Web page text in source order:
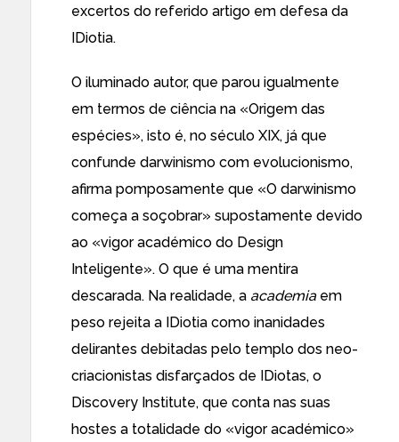
excertos do referido artigo em defesa da
IDiotia.
O iluminado autor, que parou igualmente
em termos de ciência na «Origem das
espécies», isto é, no século XIX, já que
confunde darwinismo com evolucionismo,
afirma pomposamente que «O darwinismo
começa a soçobrar» supostamente devido
ao «vigor académico do Design
Inteligente». O que é uma mentira
descarada. Na realidade, a academiaem
peso rejeita a IDiotia como inanidades
delirantes debitadas pelo templo dos neo-
criacionistas disfarçados de IDiotas, o
Discovery Institute, que conta nas suas
hostes a totalidade do «vigor académico»